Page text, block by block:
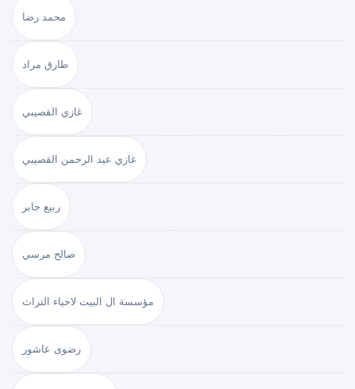
محمد رضا
طارق مراد
غازي القصيبي
غازي عبد الرحمن القصيبي
ربيع جابر
صالح مرسي
مؤسسة ال البيت لاحياء التراث
رضوى عاشور